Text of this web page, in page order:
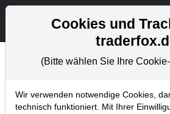
Chartanalysen
Home Blog Chartanalysen
Cookies und
(Bitte wählen Sie Ihre
Wir verwenden notwendige Cookies,
technisch funktioniert. Mit Ihrer